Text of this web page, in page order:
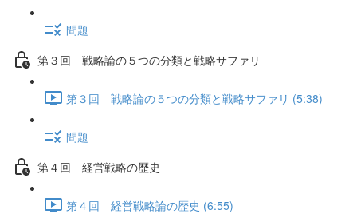
問題
第３回 戦略論の５つの分類と戦略サファリ
第３回 戦略論の５つの分類と戦略サファリ (5:38)
問題
第４回 経営戦略の歴史
第４回 経営戦略論の歴史 (6:55)